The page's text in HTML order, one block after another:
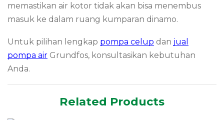
memastikan air kotor tidak akan bisa menembus
masuk ke dalam ruang kumparan dinamo.
Untuk pilihan lengkap pompa celup dan jual
pompa air Grundfos, konsultasikan kebutuhan
Anda.
Related Products